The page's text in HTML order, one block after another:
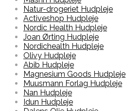
Natur-drogeriet Hudpleje
Activeshop Hudpleje
Nordic Health Hudpleje
Joan Ørting Hudpleje
Nordichealth Hudpleje
Olivy Hudpleje
Abib Hudpleje
Magnesium Goods Hudpleje
Muusmann Forlag Hudpleje
Nan Hudpleje
Idun Hudpleje